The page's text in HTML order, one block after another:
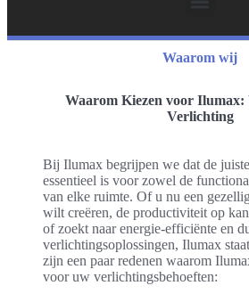
Waarom wij
Waarom Kiezen voor
Verlichting
Bij Ilumax begrijpen we dat de
essentieel is voor zowel de
van elke ruimte. Of u nu een
wilt creëren, de productiviteit op
of zoekt naar energie-efficiënte en
verlichtingsoplossingen, Ilumax
zijn een paar redenen waarom
voor uw verlichtingsbehoeften: